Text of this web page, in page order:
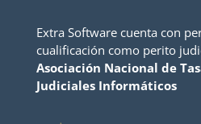
Extra Software cuenta con
cualificación como perito
Asociación Nacional de
Judiciales Informáticos